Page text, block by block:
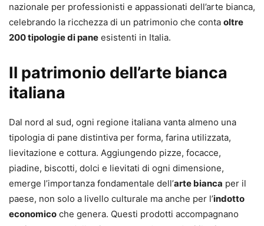
nazionale per professionisti e appassionati dell’arte bianca,
celebrando la ricchezza di un patrimonio che conta oltre
200 tipologie di pane esistenti in Italia.
Il patrimonio dell’arte bianca
italiana
Dal nord al sud, ogni regione italiana vanta almeno una
tipologia di pane distintiva per forma, farina utilizzata,
lievitazione e cottura. Aggiungendo pizze, focacce,
piadine, biscotti, dolci e lievitati di ogni dimensione,
emerge l’importanza fondamentale dell’arte bianca per il
paese, non solo a livello culturale ma anche per l’indotto
economico che genera. Questi prodotti accompagnano